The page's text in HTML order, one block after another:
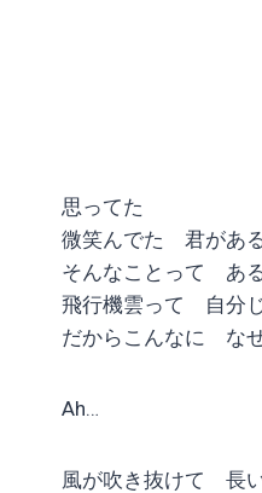
思ってた
微笑んでた 君があ
そんなことって あ
飛行機雲って 自分
だからこんなに な
Ah…
風が吹き抜けて 長